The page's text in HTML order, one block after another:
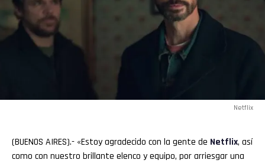
Netflix
(BUENOS AIRES).- «Estoy agradecido con la gente de Netflix, así
como con nuestro brillante elenco y equipo, por arriesgar una